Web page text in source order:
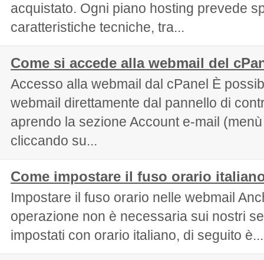
acquistato. Ogni piano hosting prevede
caratteristiche tecniche, tra...
Come si accede alla webmail del
Accesso alla webmail dal cPanel È
webmail direttamente dal pannello di
aprendo la sezione Account e-mail
cliccando su...
Come impostare il fuso orario
Impostare il fuso orario nelle webmail
operazione non è necessaria sui nostri
impostati con orario italiano, di seguito è...